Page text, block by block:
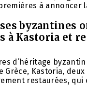
à annoncer
byzantines
à Kastoria et
d’héritage
Grèce, Kastoria, deux
restaurées, qui